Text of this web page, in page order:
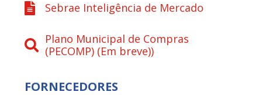
Sebrae Inteligência de Mercado
Plano Municipal de Compras
(PECOMP) (Em breve))
FORNECEDORES